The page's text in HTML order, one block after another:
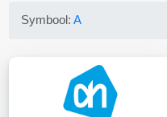
Symbool:A